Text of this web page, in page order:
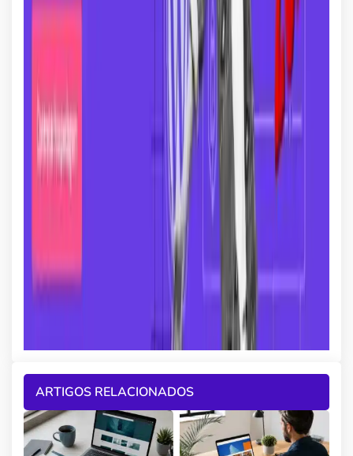
ARTIGOS RELACIONADOS